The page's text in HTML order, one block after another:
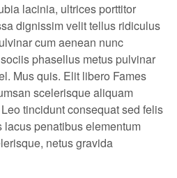
lacinia, ultrices porttitor
dignissim velit tellus ridiculus
cum aenean nunc
phasellus metus pulvinar
Mus quis. Elit libero Fames
scelerisque aliquam
tincidunt consequat sed felis
penatibus elementum
netus gravida